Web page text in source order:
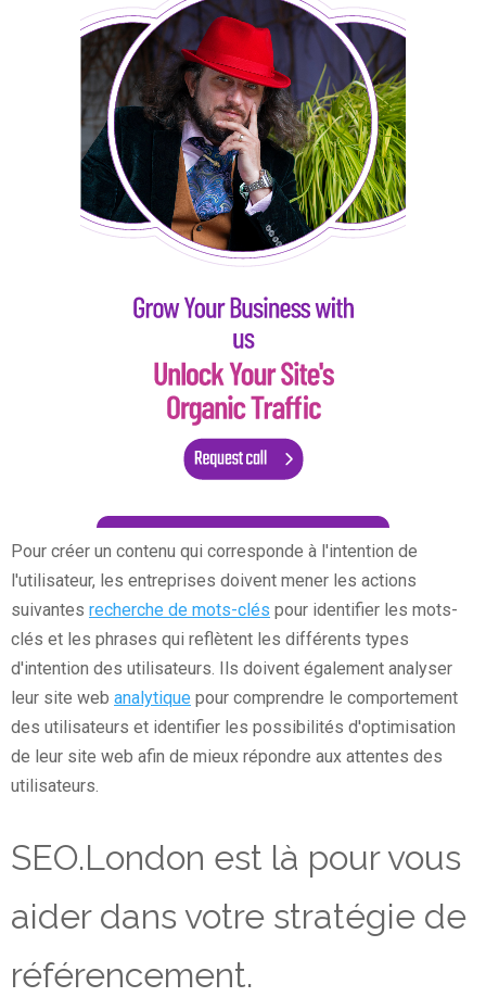
Pour créer un contenu qui corresponde à l'intention de
l'utilisateur, les entreprises doivent mener les actions
suivantes recherche de mots-clés pour identifier les mots-
clés et les phrases qui reflètent les différents types
d'intention des utilisateurs. Ils doivent également analyser
leur site web analytique pour comprendre le comportement
des utilisateurs et identifier les possibilités d'optimisation
de leur site web afin de mieux répondre aux attentes des
utilisateurs.
SEO.London est là pour vous
aider dans votre stratégie de
référencement.